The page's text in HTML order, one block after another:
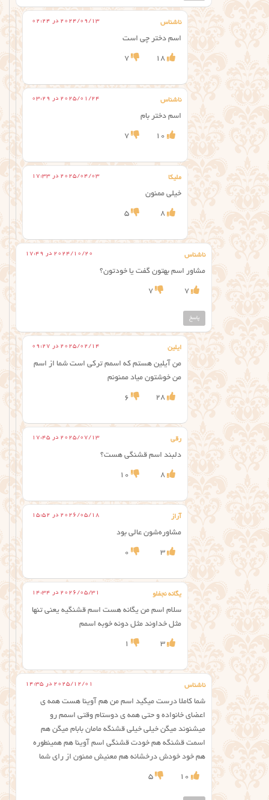
ناشناس 2024/09/13 در 02:24
اسم دختر چی است
18
7
ناشناس 2025/01/24 در 03:29
اسم دختر بام
10
7
ملیکا 2025/04/03 در 17:33
خیلی ممنون
8
5
ناشناس 2024/10/20 در 17:49
مشاور اسم بهتون گفت یا خودتون؟
7
7
پاسخ
ایلین 2025/02/14 در 09:27
من آیلین هستم که اسمم ترکی است شما از اسم
من خوشتون میاد ممنونم
28
6
رقی 2025/07/13 در 17:45
دلبند اسم قشنگی هست؟
8
10
آراز 2026/05/18 در 15:52
مشاوره‌شون عالی بود
3
0
یگانه نجفلو 2026/05/31 در 14:34
سلام اسم من یگانه هست اسم قشنگیه یعنی تنها
مثل خداوند مثل دونه خوبه اسمم
3
1
ناشناس 2025/12/01 در 14:35
شما کاملا درست میگید اسم من هم آوینا هست همه ی
اعضای خانواده و حتی همه ی دوستام وقتی اسمم رو
میشنوند میگن خیلی خیلی قشنگه مامان بابام میگن هم
اسمت قشنگه هم خودت قشنگی اسم آوینا هم همینطوره
هم خود خودش درخشانه هم معنیش ممنون از رای شما
10
5